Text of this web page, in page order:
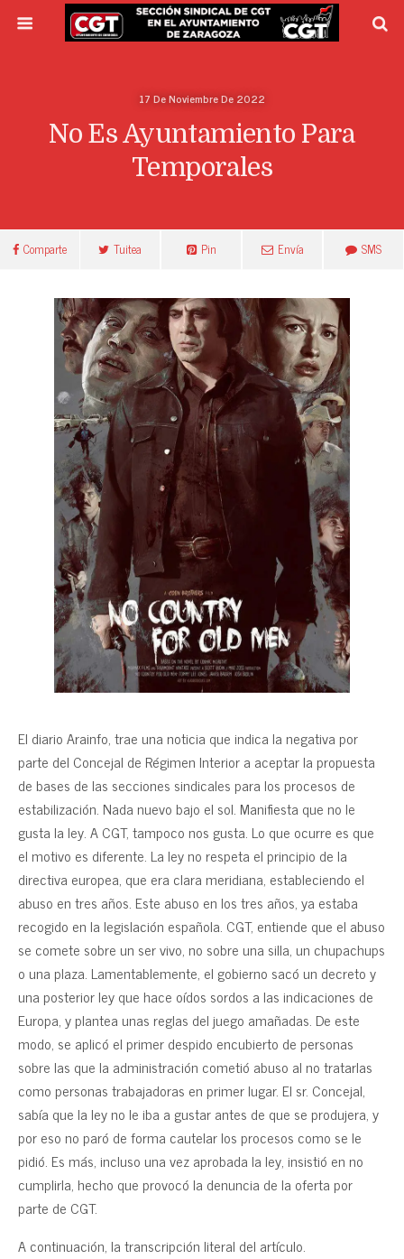
17 De Noviembre De 2022
No Es Ayuntamiento Para
Temporales
Comparte Tuitea Pin Envía SMS
El diario Arainfo, trae una noticia que indica la negativa por
parte del Concejal de Régimen Interior a aceptar la propuesta
de bases de las secciones sindicales para los procesos de
estabilización. Nada nuevo bajo el sol. Manifiesta que no le
gusta la ley. A CGT, tampoco nos gusta. Lo que ocurre es que
el motivo es diferente. La ley no respeta el principio de la
directiva europea, que era clara meridiana, estableciendo el
abuso en tres años. Este abuso en los tres años, ya estaba
recogido en la legislación española. CGT, entiende que el abuso
se comete sobre un ser vivo, no sobre una silla, un chupachups
o una plaza. Lamentablemente, el gobierno sacó un decreto y
una posterior ley que hace oídos sordos a las indicaciones de
Europa, y plantea unas reglas del juego amañadas. De este
modo, se aplicó el primer despido encubierto de personas
sobre las que la administración cometió abuso al no tratarlas
como personas trabajadoras en primer lugar. El sr. Concejal,
sabía que la ley no le iba a gustar antes de que se produjera, y
por eso no paró de forma cautelar los procesos como se le
pidió. Es más, incluso una vez aprobada la ley, insistió en no
cumplirla, hecho que provocó la denuncia de la oferta por
parte de CGT.
A continuación, la transcripción literal del artículo.